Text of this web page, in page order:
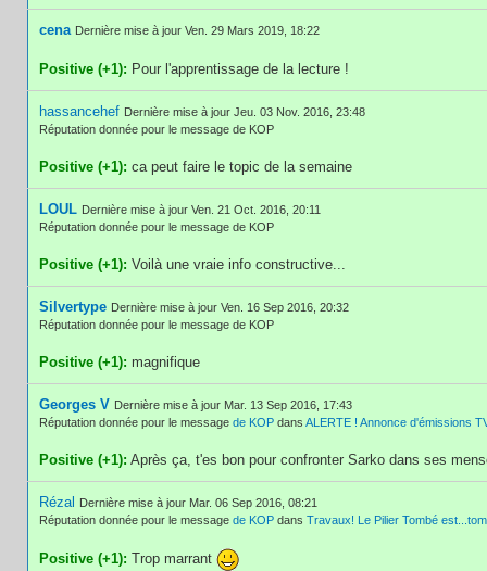
cena Dernière mise à jour Ven. 29 Mars 2019, 18:22
Positive (+1): Pour l'apprentissage de la lecture !
hassancehef Dernière mise à jour Jeu. 03 Nov. 2016, 23:48
Réputation donnée pour le message de KOP
Positive (+1): ca peut faire le topic de la semaine
LOUL Dernière mise à jour Ven. 21 Oct. 2016, 20:11
Réputation donnée pour le message de KOP
Positive (+1): Voilà une vraie info constructive...
Silvertype Dernière mise à jour Ven. 16 Sep 2016, 20:32
Réputation donnée pour le message de KOP
Positive (+1): magnifique
Georges V Dernière mise à jour Mar. 13 Sep 2016, 17:43
Réputation donnée pour le message de KOP dans ALERTE ! Annonce d'émissions
Positive (+1): Après ça, t'es bon pour confronter Sarko dans ses
Rézal
Dernière mise à jour Mar. 06 Sep 2016, 08:21
Réputation donnée pour le message de KOP dans Travaux! Le Pilier Tombé
Positive (+1): Trop marrant